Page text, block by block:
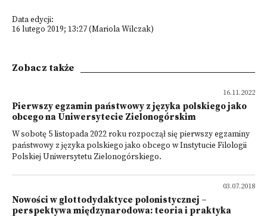
Data edycji:
16 lutego 2019; 13:27 (Mariola Wilczak)
Zobacz także
16.11.2022
Pierwszy egzamin państwowy z języka polskiego jako
obcego na Uniwersytecie Zielonogórskim
W sobotę 5 listopada 2022 roku rozpoczął się pierwszy egzaminy
państwowy z języka polskiego jako obcego w Instytucie Filologii
Polskiej Uniwersytetu Zielonogórskiego.
03.07.2018
Nowości w glottodydaktyce polonistycznej –
perspektywa międzynarodowa: teoria i praktyka